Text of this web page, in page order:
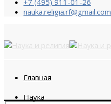
+7 (495) 911-01-26
nauka.religia.rf@gmail.com
Главная
Наука